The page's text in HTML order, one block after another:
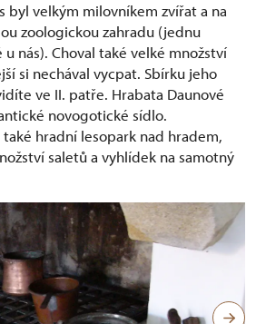
byl velkým milovníkem zvířat a na
zoologickou zahradu (jednu
nás). Choval také velké množství
si nechával vycpat. Sbírku jeho
ve II. patře. Hrabata Daunové
novogotické sídlo.
hradní lesopark nad hradem,
saletů a vyhlídek na samotný